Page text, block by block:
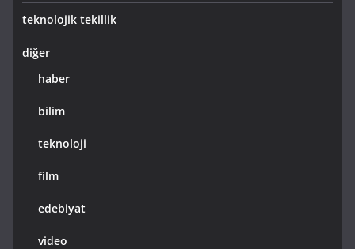
teknolojik tekillik
diğer
haber
bilim
teknoloji
film
edebiyat
video